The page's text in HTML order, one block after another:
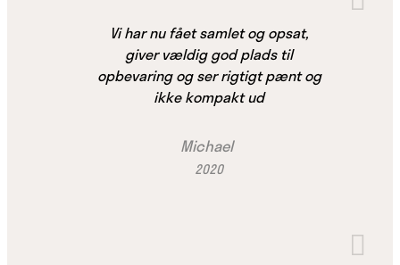
Vi har nu fået samlet og opsat,
giver vældig god plads til
opbevaring og ser rigtigt pænt og
ikke kompakt ud
Michael
2020